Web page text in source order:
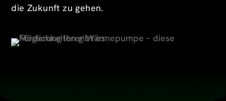
die Zukunft zu gehen.